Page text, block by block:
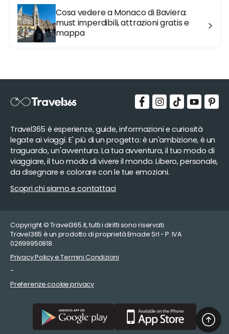
Cosa vedere a Monaco di Baviera:
must imperdibili, attrazioni gratis e
mappa
Travel365 è esperienze, guide, informazioni e curiosità
legate ai viaggi. E' più di un progetto: è un'ambizione, è un
traguardo, un'avventura. La tua avventura, il tuo modo di
viaggiare, il tuo modo di vivere il mondo. Libero, personale,
da disegnare e colorare con le tue emozioni.
Scopri chi siamo e contattaci
Copyright © Travel365.it, tutti i diritti sono riservati.
Travel365 è un prodotto di proprietà Emade Srl - P. IVA
02699950818.
Privacy Policy e Termini Condizioni
-
Preferenze cookie privacy